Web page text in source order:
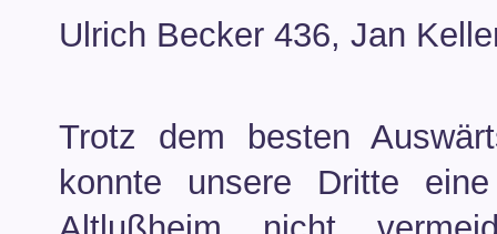
Ulrich Becker 436, Jan
Trotz dem besten
konnte unsere Dritte